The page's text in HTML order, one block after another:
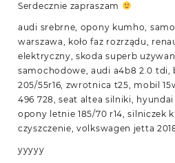
Serdecznie zapraszam
audi srebrne, opony kumho,
warszawa, koło faz rozrządu,
elektryczny, skoda superb
samochodowe, audi a4b8 2.0 tdi,
205/55r16, zwrotnica t25, mobil
496 728, seat altea silniki,
opony letnie 185/70 r14, silniczek
czyszczenie, volkswagen jetta
yyyyy